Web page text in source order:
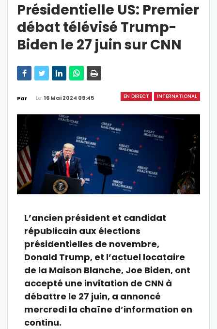
Présidentielle US: Premier
débat télévisé Trump-
Biden le 27 juin sur CNN
EN DIRECT INTERNATIONAL
Par Le 16 Mai 2024 09:45
L’ancien président et candidat
républicain aux élections
présidentielles de novembre,
Donald Trump, et l’actuel locataire
de la Maison Blanche, Joe Biden, ont
accepté une invitation de CNN à
débattre le 27 juin, a annoncé
mercredi la chaîne d’information en
continu.